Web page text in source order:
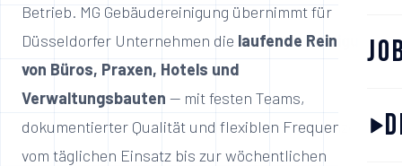
Betrieb. MG Gebäudereinigung übernimmt für
Düsseldorfer Unternehmen die laufende Reinigung
von Büros, Praxen, Hotels und
Verwaltungsbauten — mit festen Teams,
dokumentierter Qualität und flexiblen Frequenzen
vom täglichen Einsatz bis zur wöchentlichen